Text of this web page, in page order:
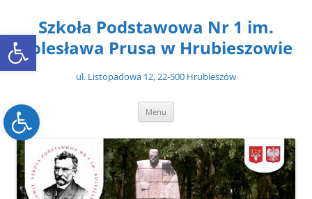
Open toolbar
Open toolbar
treściSzkoła Podstawowa Nr 1 im.
Bolesława Prusa w Hrubieszowie
ul. Listopadowa 12, 22-500 Hrubieszów
Menu